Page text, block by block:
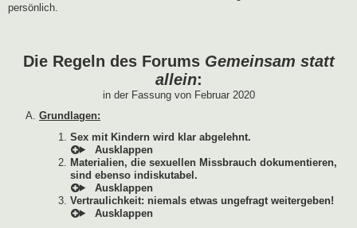
persönlich.
Die Regeln des Forums Gemeinsam statt
allein:
in der Fassung von Februar 2020
Grundlagen:
Sex mit Kindern wird klar abgelehnt.
Materialien, die sexuellen Missbrauch dokumentieren,
sind ebenso indiskutabel.
Vertraulichkeit: niemals etwas ungefragt weitergeben!